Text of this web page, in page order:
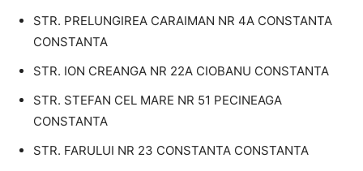
STR. PRELUNGIREA CARAIMAN NR 4A CONSTANTA
CONSTANTA
STR. ION CREANGA NR 22A CIOBANU CONSTANTA
STR. STEFAN CEL MARE NR 51 PECINEAGA
CONSTANTA
STR. FARULUI NR 23 CONSTANTA CONSTANTA